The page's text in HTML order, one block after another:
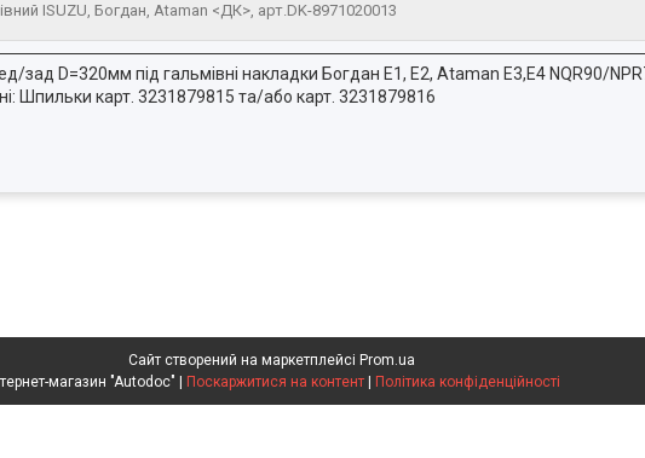
ISUZU, Богдан, Ataman <ДК>, арт.DK-8971020013
зад D=320мм під гальмівні накладки Богдан Е1, Е2, Ataman Е3,Е4 NQR90/
Шпильки карт. 3231879815 та/або карт. 3231879816
Сайт створений на маркетплейсі Prom.ua
Поскаржитися на контент Політика конфіденційності